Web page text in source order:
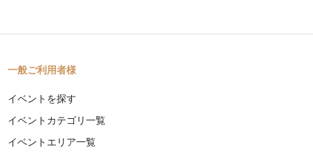
一般ご利用者様
イベントを探す
イベントカテゴリ一覧
イベントエリア一覧